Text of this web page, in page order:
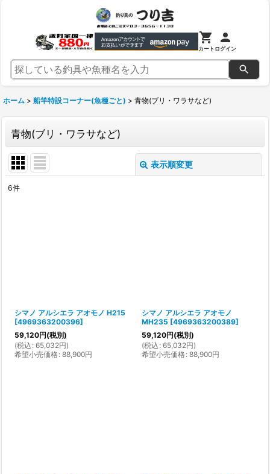
カートログイン
ホーム > 船竿特設コーナー(魚種ごと) > 青物(ブリ・ワラサなど)
青物(ブリ・ワラサなど)
表示順変更
6件
シマノ アルシエラ アオモノ H215
[4969363200396]
59,120円(税別)
(税込 : 65,032円)
希望小売価格: 88,900円
シマノ アルシエラ アオモノ
MH235 [4969363200389]
59,120円(税別)
(税込 : 65,032円)
希望小売価格: 88,900円